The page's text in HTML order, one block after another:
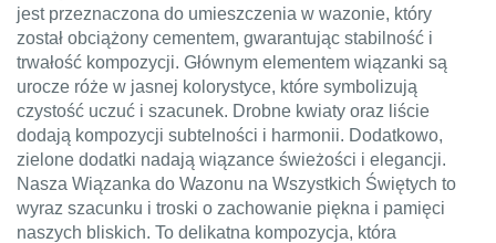
jest przeznaczona do umieszczenia w wazonie, który
został obciążony cementem, gwarantując stabilność i
trwałość kompozycji. Głównym elementem wiązanki są
urocze róże w jasnej kolorystyce, które symbolizują
czystość uczuć i szacunek. Drobne kwiaty oraz liście
dodają kompozycji subtelności i harmonii. Dodatkowo,
zielone dodatki nadają wiązance świeżości i elegancji.
Nasza Wiązanka do Wazonu na Wszystkich Świętych to
wyraz szacunku i troski o zachowanie piękna i pamięci
naszych bliskich. To delikatna kompozycja, która